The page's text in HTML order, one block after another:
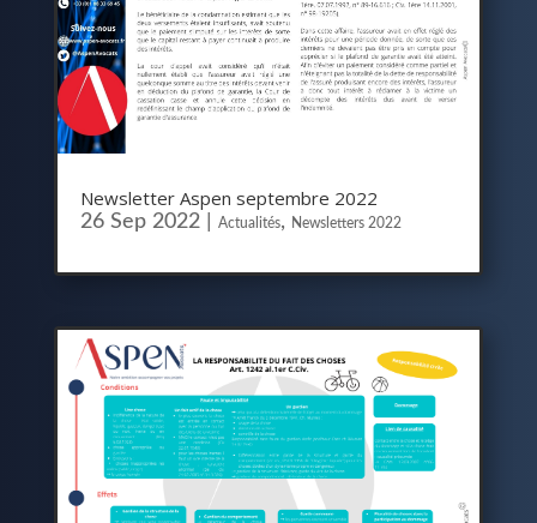
Newsletter Aspen septembre 2022
26 Sep 2022| Actualités, Newsletters 2022